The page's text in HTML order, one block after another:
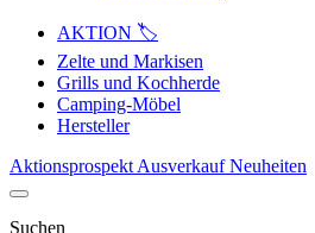
AKTION 🏷️
Zelte und Markisen
Grills und Kochherde
Camping-Möbel
Hersteller
Aktionsprospekt AusverkaufNeuheiten
Suchen